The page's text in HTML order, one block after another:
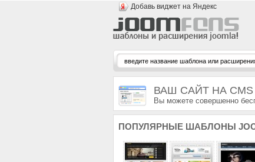
Добавь виджет на Яндекс
ВАШ САЙТ НА CMS
Вы можете совершенно
ПОПУЛЯРНЫЕ ШАБЛОНЫ